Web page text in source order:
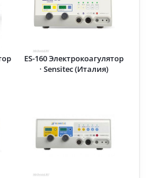
ES-160 Электрокоагулятор
· Sensitec (Италия)